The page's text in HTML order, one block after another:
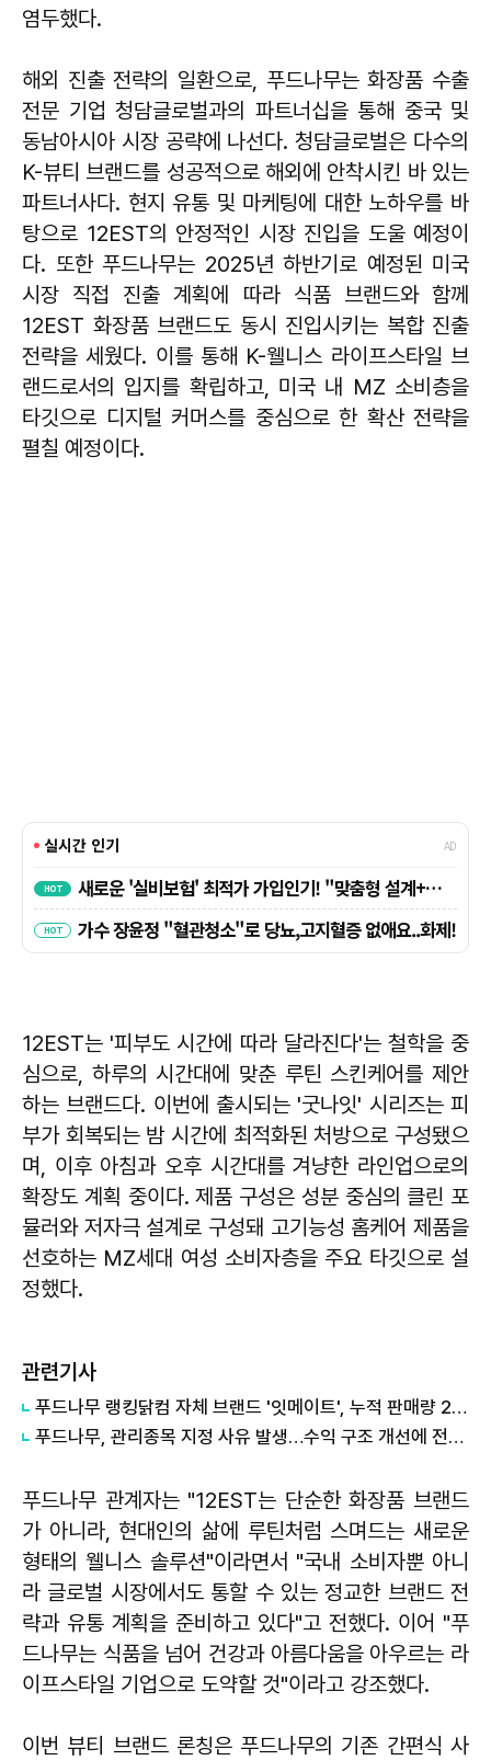
염두했다.
해외 진출 전략의 일환으로, 푸드나무는 화장품 수출
전문 기업 청담글로벌과의 파트너십을 통해 중국 및
동남아시아 시장 공략에 나선다. 청담글로벌은 다수의
K-뷰티 브랜드를 성공적으로 해외에 안착시킨 바 있는
파트너사다. 현지 유통 및 마케팅에 대한 노하우를 바
탕으로 12EST의 안정적인 시장 진입을 도울 예정이
다. 또한 푸드나무는 2025년 하반기로 예정된 미국
시장 직접 진출 계획에 따라 식품 브랜드와 함께
12EST 화장품 브랜드도 동시 진입시키는 복합 진출
전략을 세웠다. 이를 통해 K-웰니스 라이프스타일 브
랜드로서의 입지를 확립하고, 미국 내 MZ 소비층을
타깃으로 디지털 커머스를 중심으로 한 확산 전략을
펼칠 예정이다.
12EST는 '피부도 시간에 따라 달라진다'는 철학을 중
심으로, 하루의 시간대에 맞춘 루틴 스킨케어를 제안
하는 브랜드다. 이번에 출시되는 '굿나잇' 시리즈는 피
부가 회복되는 밤 시간에 최적화된 처방으로 구성됐으
며, 이후 아침과 오후 시간대를 겨냥한 라인업으로의
확장도 계획 중이다. 제품 구성은 성분 중심의 클린 포
뮬러와 저자극 설계로 구성돼 고기능성 홈케어 제품을
선호하는 MZ세대 여성 소비자층을 주요 타깃으로 설
정했다.
관련기사
푸드나무 랭킹닭컴 자체 브랜드 '잇메이트', 누적 판매량 2억 팩 돌파
푸드나무, 관리종목 지정 사유 발생…수익 구조 개선에 전력 투구 다짐
푸드나무 관계자는 "12EST는 단순한 화장품 브랜드
가 아니라, 현대인의 삶에 루틴처럼 스며드는 새로운
형태의 웰니스 솔루션"이라면서 "국내 소비자뿐 아니
라 글로벌 시장에서도 통할 수 있는 정교한 브랜드 전
략과 유통 계획을 준비하고 있다"고 전했다. 이어 "푸
드나무는 식품을 넘어 건강과 아름다움을 아우르는 라
이프스타일 기업으로 도약할 것"이라고 강조했다.
이번 뷰티 브랜드 론칭은 푸드나무의 기존 간편식 사